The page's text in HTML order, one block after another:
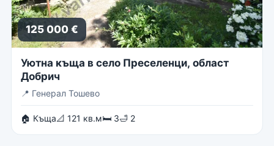
125 000 €
Уютна къща в село Преселенци, област
Добрич
📍 Генерал Тошево
🏠 Къща📐 121 кв.м🛏 3🛁 2